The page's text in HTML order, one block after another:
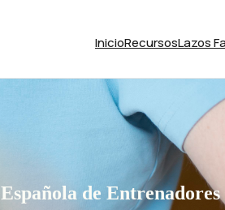
InicioRecursosLazos
de Entrenadores